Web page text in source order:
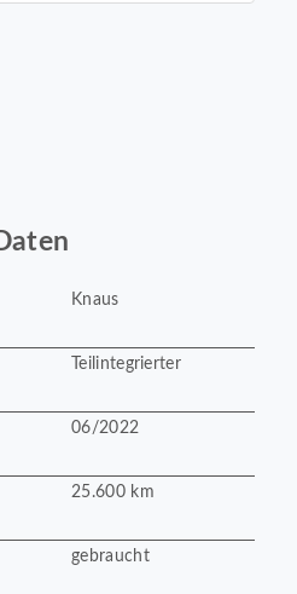
Knaus
Teilintegrierter
06/2022
25.600 km
gebraucht